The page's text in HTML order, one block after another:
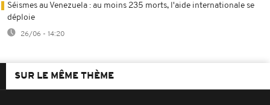
Séismes au Venezuela : au moins 235 morts, l'aide internationale se
déploie
26/06 - 14:20
SUR LE MÊME THÈME